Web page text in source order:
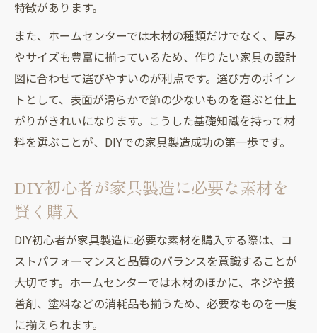
特徴があります。
また、ホームセンターでは木材の種類だけでなく、厚み
やサイズも豊富に揃っているため、作りたい家具の設計
図に合わせて選びやすいのが利点です。選び方のポイン
トとして、表面が滑らかで節の少ないものを選ぶと仕上
がりがきれいになります。こうした基礎知識を持って材
料を選ぶことが、DIYでの家具製造成功の第一歩です。
DIY初心者が家具製造に必要な素材を
賢く購入
DIY初心者が家具製造に必要な素材を購入する際は、コ
ストパフォーマンスと品質のバランスを意識することが
大切です。ホームセンターでは木材のほかに、ネジや接
着剤、塗料などの消耗品も揃うため、必要なものを一度
に揃えられます。